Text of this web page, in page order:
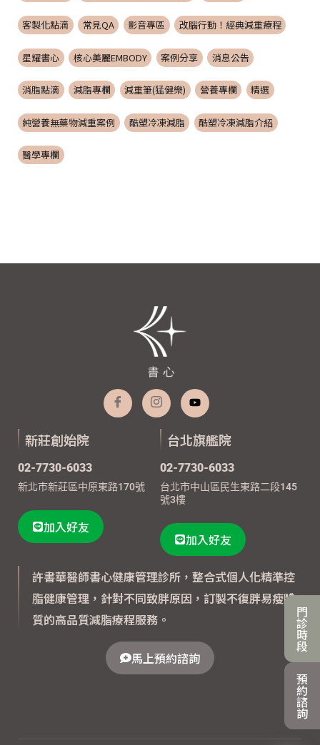
門
診
時
段
預
約
諮
詢
客製化點滴 常見QA 影音專區 改腦行動！經典減重療程
星耀書心 核心美麗EMBODY 案例分享 消息公告
消脂點滴 減脂專欄 減重筆(猛健樂) 營養專欄 精選
純營養無藥物減重案例 酷塑冷凍減脂 酷塑冷凍減脂介紹
醫學專欄
新莊創始院
02-7730-6033
新北市新莊區中原東路170號
加入好友
台北旗艦院
02-7730-6033
台北市中山區民生東路二段145
號3樓
加入好友
許書華醫師書心健康管理診所，整合式個人化精準控
脂健康管理，針對不同致胖原因，訂製不復胖易瘦體
質的高品質減脂療程服務。
馬上預約諮詢